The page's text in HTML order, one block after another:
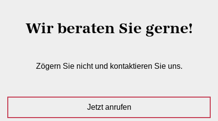
Wir beraten Sie gerne!
Zögern Sie nicht und kontaktieren Sie uns.
Jetzt anrufen